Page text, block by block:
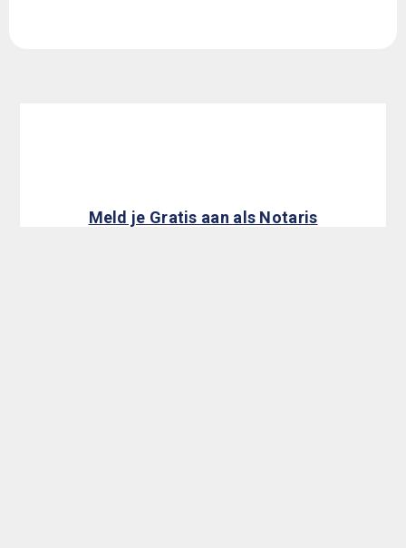
Meld je Gratis aan als Notaris